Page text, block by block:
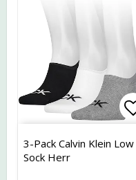
3-Pack Calvin Klein Low
Sock Herr